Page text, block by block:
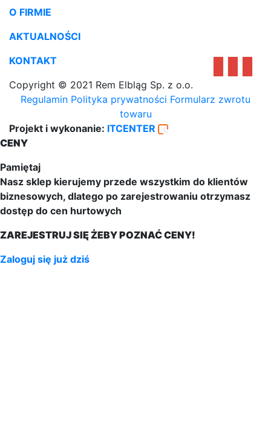
O FIRMIE
AKTUALNOŚCI
KONTAKT
Copyright © 2021 Rem Elbląg Sp. z o.o.
Regulamin Polityka prywatności Formularz zwrotu
towaru
Projekt i wykonanie: ITCENTER
CENY
Pamiętaj
Nasz sklep kierujemy przede wszystkim do klientów
biznesowych, dlatego po zarejestrowaniu otrzymasz
dostęp do cen hurtowych
ZAREJESTRUJ SIĘ ŻEBY POZNAĆ CENY!
Zaloguj się już dziś